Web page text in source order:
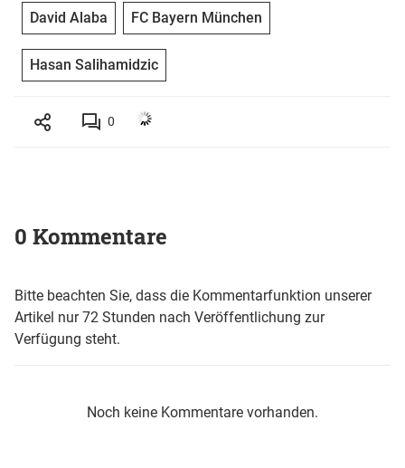
David Alaba FC Bayern München
Hasan Salihamidzic
0
0 Kommentare
Bitte beachten Sie, dass die Kommentarfunktion unserer
Artikel nur 72 Stunden nach Veröffentlichung zur
Verfügung steht.
Noch keine Kommentare vorhanden.